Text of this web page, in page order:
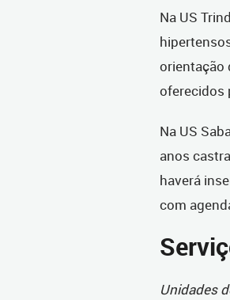
Na US
orientação
oferecidos
Na US
anos
haverá
com
Unidades